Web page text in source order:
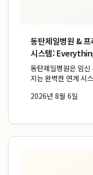
동탄제일병원 &
시스템:
동탄제일병원은 임
지는 완벽한 연계 시
후조리까지 한 건물
2026년 8월 6일